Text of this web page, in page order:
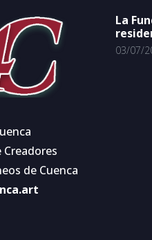
de Cuenca
La
03/07/